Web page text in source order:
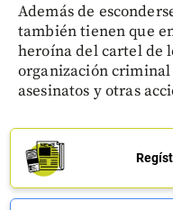
Además de
también tienen que
heroína del cartel de
organización criminal
asesinatos y otras